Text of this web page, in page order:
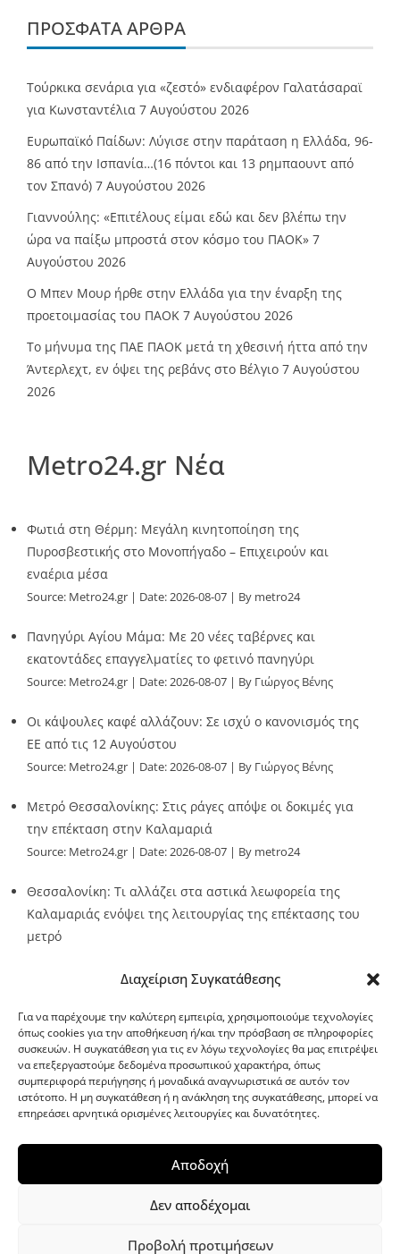
Διαχείριση Συγκατάθεσης
Για να παρέχουμε την καλύτερη εμπειρία, χρησιμοποιούμε τεχνολογίες
όπως cookies για την αποθήκευση ή/και την πρόσβαση σε πληροφορίες
συσκευών. Η συγκατάθεση για τις εν λόγω τεχνολογίες θα μας επιτρέψει
να επεξεργαστούμε δεδομένα προσωπικού χαρακτήρα, όπως
συμπεριφορά περιήγησης ή μοναδικά αναγνωριστικά σε αυτόν τον
ιστότοπο. Η μη συγκατάθεση ή η ανάκληση της συγκατάθεσης, μπορεί να
επηρεάσει αρνητικά ορισμένες λειτουργίες και δυνατότητες.
Αποδοχή
Δεν αποδέχομαι
Προβολή προτιμήσεων
ΠΡΌΣΦΑΤΑ ΆΡΘΡΑ
Τούρκικα σενάρια για «ζεστό» ενδιαφέρον Γαλατάσαραϊ
για Κωνσταντέλια 7 Αυγούστου 2026
Ευρωπαϊκό Παίδων: Λύγισε στην παράταση η Ελλάδα, 96-
86 από την Ισπανία…(16 πόντοι και 13 ρημπαουντ από
τον Σπανό) 7 Αυγούστου 2026
Γιαννούλης: «Επιτέλους είμαι εδώ και δεν βλέπω την
ώρα να παίξω μπροστά στον κόσμο του ΠΑΟΚ» 7
Αυγούστου 2026
O Mπεν Μουρ ήρθε στην Ελλάδα για την έναρξη της
προετοιμασίας του ΠΑΟΚ 7 Αυγούστου 2026
Το μήνυμα της ΠΑΕ ΠΑΟΚ μετά τη χθεσινή ήττα από την
Άντερλεχτ, εν όψει της ρεβάνς στο Βέλγιο 7 Αυγούστου
2026
Metro24.gr Νέα
Φωτιά στη Θέρμη: Μεγάλη κινητοποίηση της
Πυροσβεστικής στο Μονοπήγαδο – Επιχειρούν και
εναέρια μέσα
Source: Metro24.gr Date: 2026-08-07 By metro24
Πανηγύρι Αγίου Μάμα: Με 20 νέες ταβέρνες και
εκατοντάδες επαγγελματίες το φετινό πανηγύρι
Source: Metro24.gr Date: 2026-08-07 By Γιώργος Βένης
Οι κάψουλες καφέ αλλάζουν: Σε ισχύ ο κανονισμός της
ΕΕ από τις 12 Αυγούστου
Source: Metro24.gr Date: 2026-08-07 By Γιώργος Βένης
Μετρό Θεσσαλονίκης: Στις ράγες απόψε οι δοκιμές για
την επέκταση στην Καλαμαριά
Source: Metro24.gr Date: 2026-08-07 By metro24
Θεσσαλονίκη: Τι αλλάζει στα αστικά λεωφορεία της
Καλαμαριάς ενόψει της λειτουργίας της επέκτασης του
μετρό
G-point.gr